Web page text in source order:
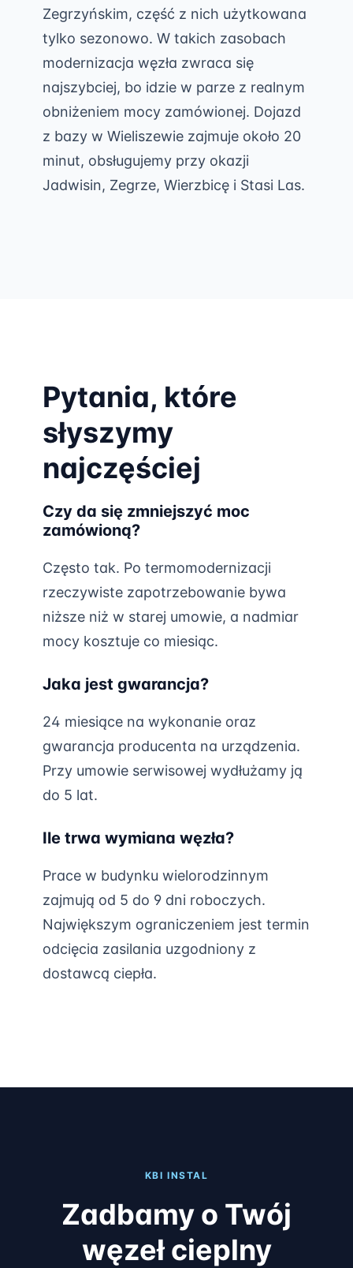
Zegrzyńskim, część z nich użytkowana
tylko sezonowo. W takich zasobach
modernizacja węzła zwraca się
najszybciej, bo idzie w parze z realnym
obniżeniem mocy zamówionej. Dojazd
z bazy w Wieliszewie zajmuje około 20
minut, obsługujemy przy okazji
Jadwisin, Zegrze, Wierzbicę i Stasi Las.
Pytania, które
słyszymy
najczęściej
Czy da się zmniejszyć moc
zamówioną?
Często tak. Po termomodernizacji
rzeczywiste zapotrzebowanie bywa
niższe niż w starej umowie, a nadmiar
mocy kosztuje co miesiąc.
Jaka jest gwarancja?
24 miesiące na wykonanie oraz
gwarancja producenta na urządzenia.
Przy umowie serwisowej wydłużamy ją
do 5 lat.
Ile trwa wymiana węzła?
Prace w budynku wielorodzinnym
zajmują od 5 do 9 dni roboczych.
Największym ograniczeniem jest termin
odcięcia zasilania uzgodniony z
dostawcą ciepła.
KBI INSTAL
Zadbamy o Twój
węzeł cieplny